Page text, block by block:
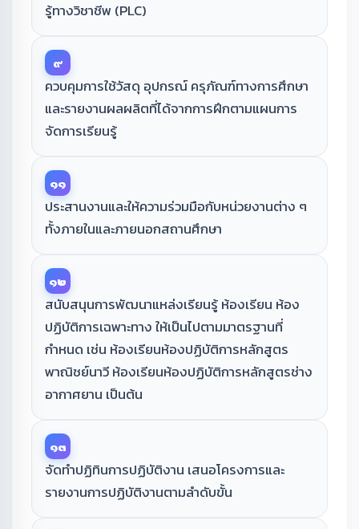
รู้ทางวิชาชีพ (PLC)
๙
ควบคุมการใช้วัสดุ อุปกรณ์ ครุภัณฑ์ทางการศึกษา
และรายงานผลผลิตที่ได้จากการฝึกตามแผนการ
จัดการเรียนรู้
๑๑
ประสานงานและให้ความร่วมมือกับหน่วยงานต่าง ๆ
ทั้งภายในและภายนอกสถานศึกษา
๑๒
สนับสนุนการพัฒนาแหล่งเรียนรู้ ห้องเรียน ห้อง
ปฏิบัติการเฉพาะทาง ให้เป็นไปตามมาตรฐานที่
กำหนด เช่น ห้องเรียนห้องปฏิบัติการหลักสูตร
พาณิชย์นาวี ห้องเรียนห้องปฏิบัติการหลักสูตรช่าง
อากาศยาน เป็นต้น
๑๓
จัดทำปฏิทินการปฏิบัติงาน เสนอโครงการและ
รายงานการปฏิบัติงานตามลำดับขั้น